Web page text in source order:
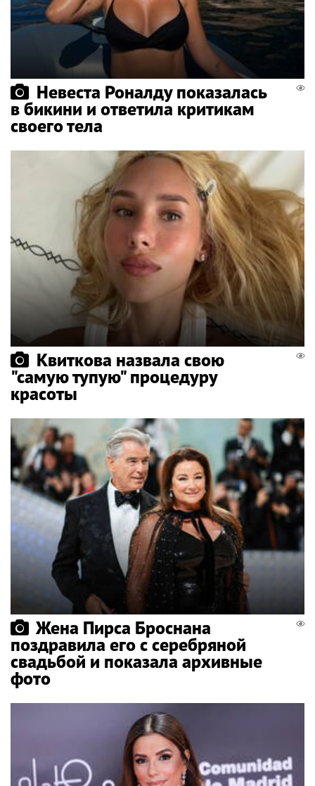
Невеста Роналду показалась
в бикини и ответила критикам
своего тела
Квиткова назвала свою
"самую тупую" процедуру
красоты
Жена Пирса Броснана
поздравила его с серебряной
свадьбой и показала архивные
фото